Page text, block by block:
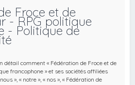
Froce et de
- RPG politique
- Politique de
détail comment « Fédération de Froce et de
francophone » et ses sociétés affiliées
», « notre », « nos », « Fédération de